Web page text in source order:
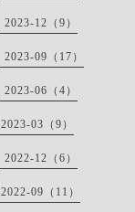
2023-12（9）
2023-09（17）
2023-06（4）
2023-03（9）
2022-12（6）
2022-09（11）